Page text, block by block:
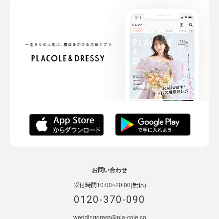
お問い合わせ
受付時間10:00~20:00(無休)
0120-370-090
weddingdress@pla-cole.co